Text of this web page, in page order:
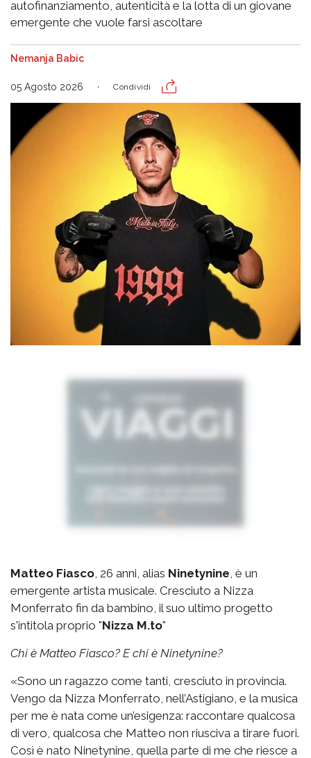
autofinanziamento, autenticità e la lotta di un giovane
emergente che vuole farsi ascoltare
Nemanja Babic
05 Agosto 2026 Condividi
Matteo Fiasco , 26 anni, alias Ninetynine , è un
emergente artista musicale. Cresciuto a Nizza
Monferrato fin da bambino, il suo ultimo progetto
s'intitola proprio "Nizza M.to"
Chi è Matteo Fiasco? E chi è Ninetynine?
«Sono un ragazzo come tanti, cresciuto in provincia.
Vengo da Nizza Monferrato, nell’Astigiano, e la musica
per me è nata come un’esigenza: raccontare qualcosa
di vero, qualcosa che Matteo non riusciva a tirare fuori.
Così è nato Ninetynine, quella parte di me che riesce a